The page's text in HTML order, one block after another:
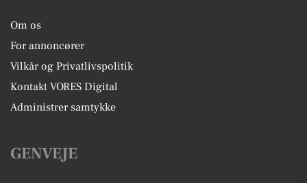
Om os
For annoncører
Vilkår og Privatlivspolitik
Kontakt VORES Digital
Administrer samtykke
GENVEJE